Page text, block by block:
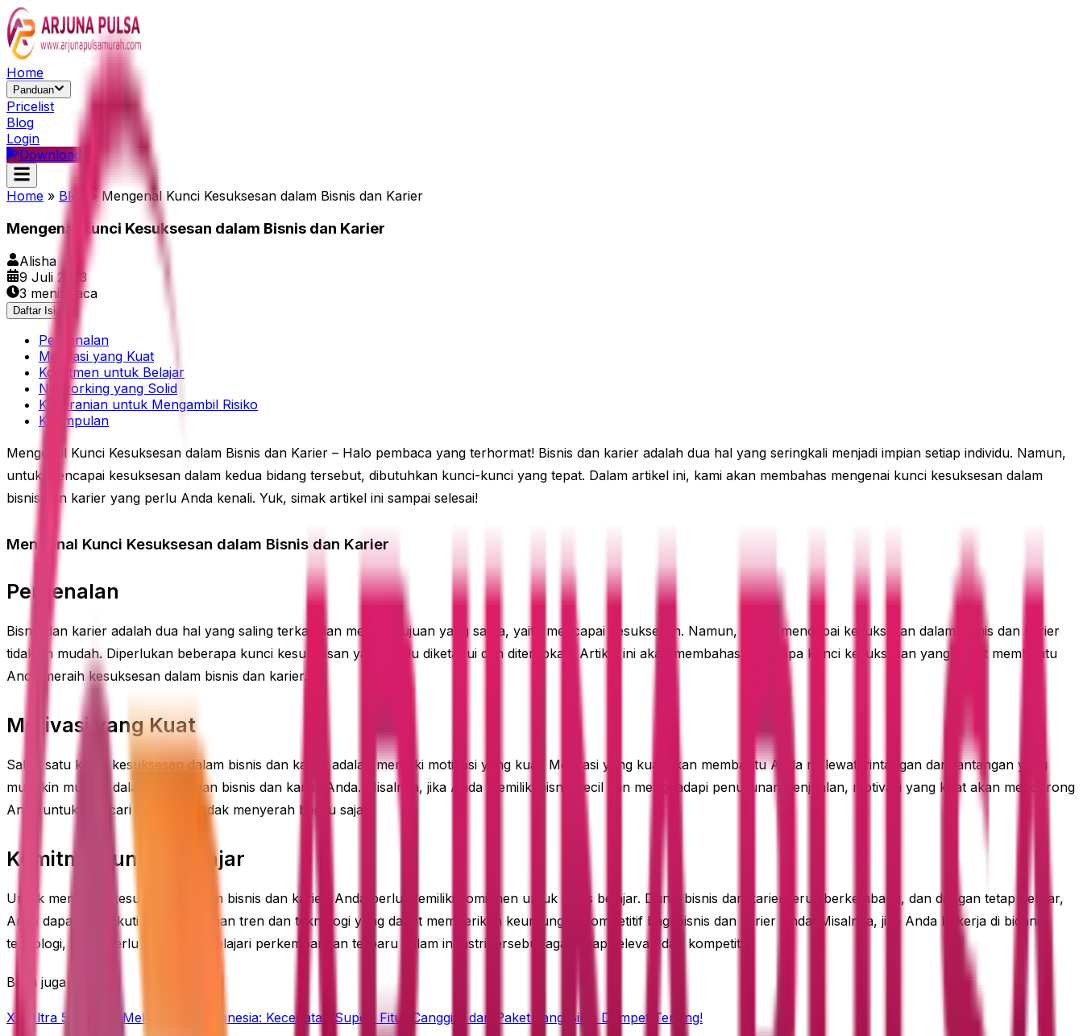
Home
Panduan
Pricelist
Blog
Login
Download
Home » Blog »Mengenal Kunci Kesuksesan dalam Bisnis dan Karier
Mengenal Kunci Kesuksesan dalam Bisnis dan Karier
Alisha
9 Juli 2023
3 menit baca
Daftar Isi-
Perkenalan
Motivasi yang Kuat
Komitmen untuk Belajar
Networking yang Solid
Keberanian untuk Mengambil Risiko
Kesimpulan
Mengenal Kunci Kesuksesan dalam Bisnis dan Karier – Halo pembaca yang terhormat! Bisnis dan karier adalah dua hal yang seringkali menjadi impian setiap individu. Namun,
untuk mencapai kesuksesan dalam kedua bidang tersebut, dibutuhkan kunci-kunci yang tepat. Dalam artikel ini, kami akan membahas mengenai kunci kesuksesan dalam
bisnis dan karier yang perlu Anda kenali. Yuk, simak artikel ini sampai selesai!
Mengenal Kunci Kesuksesan dalam Bisnis dan Karier
Perkenalan
Bisnis dan karier adalah dua hal yang saling terkait dan memiliki tujuan yang sama, yaitu mencapai kesuksesan. Namun, untuk mencapai kesuksesan dalam bisnis dan karier
tidaklah mudah. Diperlukan beberapa kunci kesuksesan yang perlu diketahui dan diterapkan. Artikel ini akan membahas beberapa kunci kesuksesan yang dapat membantu
Anda meraih kesuksesan dalam bisnis dan karier.
Motivasi yang Kuat
Salah satu kunci kesuksesan dalam bisnis dan karier adalah memiliki motivasi yang kuat. Motivasi yang kuat akan membantu Anda melewati rintangan dan tantangan yang
mungkin muncul dalam perjalanan bisnis dan karier Anda. Misalnya, jika Anda memiliki bisnis kecil dan menghadapi penurunan penjualan, motivasi yang kuat akan mendorong
Anda untuk mencari solusi dan tidak menyerah begitu saja.
Komitmen untuk Belajar
Untuk mencapai kesuksesan dalam bisnis dan karier, Anda perlu memiliki komitmen untuk terus belajar. Dunia bisnis dan karier terus berkembang, dan dengan tetap belajar,
Anda dapat mengikuti perkembangan tren dan teknologi yang dapat memberikan keuntungan kompetitif bagi bisnis dan karier Anda. Misalnya, jika Anda bekerja di bidang
teknologi, Anda perlu terus mempelajari perkembangan terbaru dalam industri tersebut agar tetap relevan dan kompetitif.
Baca juga
XL Ultra 5G Resmi Meluncur di Indonesia: Kecepatan Super, Fitur Canggih, dan Paket yang Bikin Dompet Tenang!